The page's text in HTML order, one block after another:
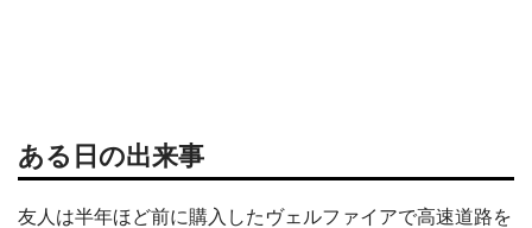
ある日の出来事
友人は半年ほど前に購入したヴェルファイアで高速道路を